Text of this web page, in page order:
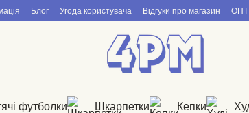
Блог Угода користувача Відгуки про магазин ОПТ
футболки Шкарпетки Кепки